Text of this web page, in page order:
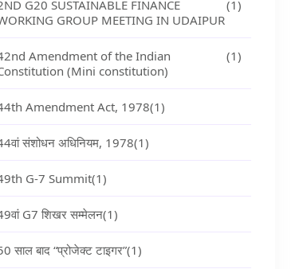
G20 SUSTAINABLE FINANCE
GROUP MEETING IN UDAIPUR
(1)
Amendment of the Indian
(Mini constitution)
(1)
Amendment Act, 1978(1)
संशोधन अधिनियम, 1978(1)
G-7 Summit(1)
G7 शिखर सम्मेलन(1)
साल बाद “प्रोजेक्ट टाइगर”(1)